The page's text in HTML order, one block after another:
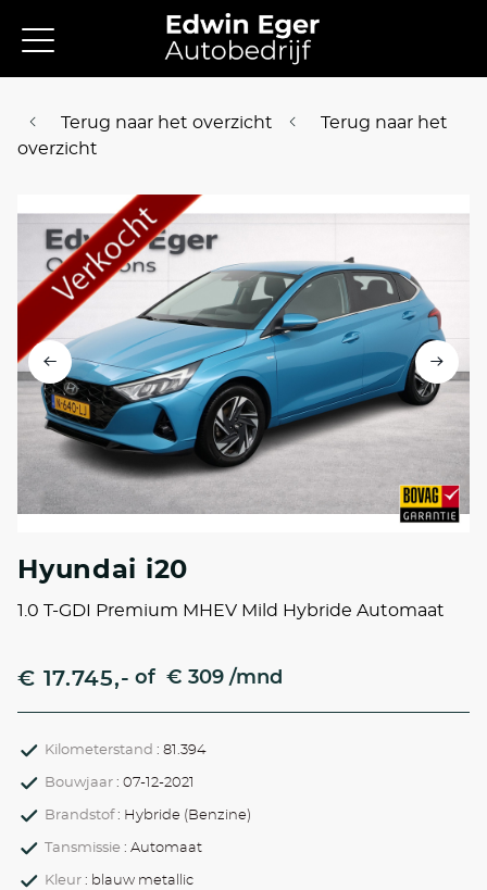
Terug naar het overzicht
Terug naar het
overzicht
Hyundai i20
1.0 T-GDI Premium MHEV Mild Hybride Automaat
€ 17.745,- of € 309 /mnd
Kilometerstand: 81.394
Bouwjaar: 07-12-2021
Brandstof: Hybride (Benzine)
Tansmissie: Automaat
Kleur : blauw metallic